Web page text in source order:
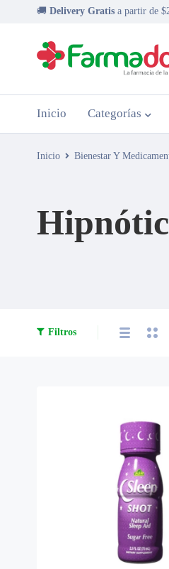
🚚 Delivery Gratis a partir de
Inicio Categorías
Inicio Bienestar Y
Filtros